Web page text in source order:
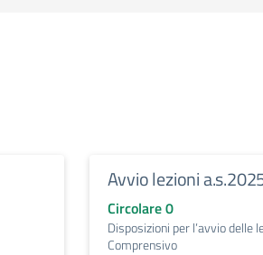
Avvio lezioni
Circolare 0
Disposizioni per l’avvio delle
Comprensivo